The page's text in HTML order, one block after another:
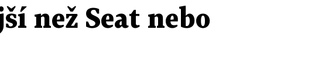
než Seat nebo